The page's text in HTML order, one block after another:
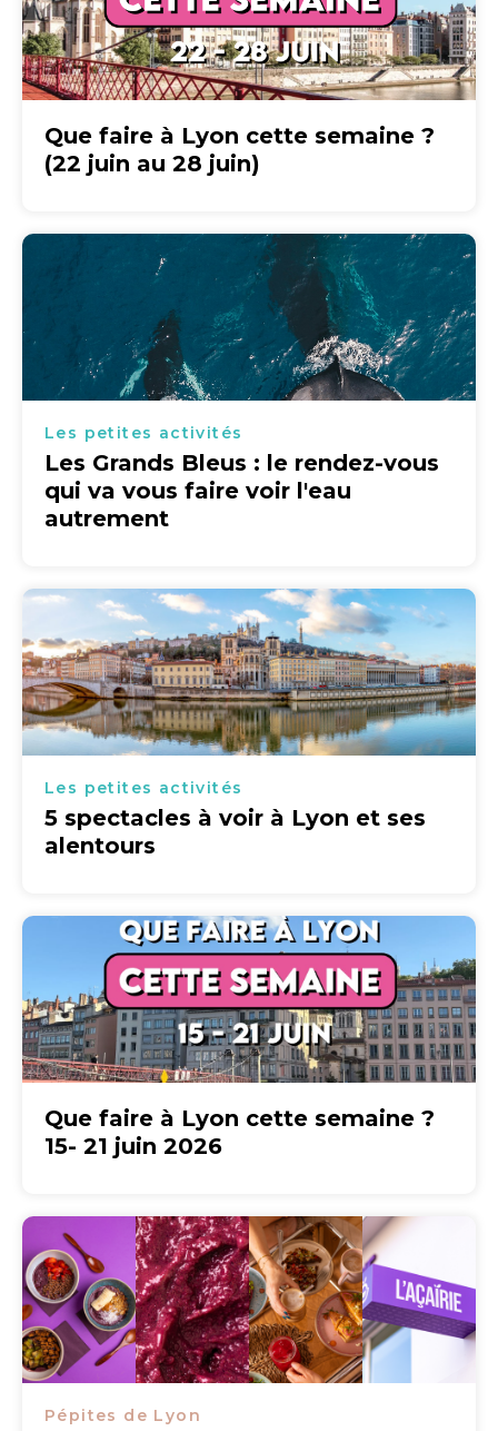
Que faire à Lyon cette semaine ?
(22 juin au 28 juin)
Les petites activités
Les Grands Bleus : le rendez-vous
qui va vous faire voir l'eau
autrement
Les petites activités
5 spectacles à voir à Lyon et ses
alentours
Que faire à Lyon cette semaine ?
15- 21 juin 2026
Pépites de Lyon